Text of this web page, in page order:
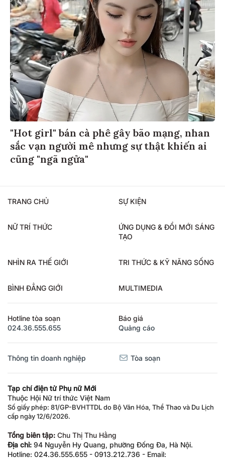
"Hot girl" bán cà phê gây bão mạng, nhan
sắc vạn người mê nhưng sự thật khiến ai
cũng "ngã ngửa"
TRANG CHỦ SỰ KIỆN
NỮ TRÍ THỨC
ỨNG DỤNG & ĐỔI MỚI SÁNG
TẠO
NHÌN RA THẾ GIỚI TRI THỨC & KỸ NĂNG SỐNG
BÌNH ĐẲNG GIỚI MULTIMEDIA
Hotline tòa soạn
024.36.555.655
Báo giá
Quảng cáo
Thông tin doanh nghiệp Tòa soạn
Tạp chí điện tử Phụ nữ Mới
Thuộc Hội Nữ trí thức Việt Nam
Số giấy phép: 81/GP-BVHTTDL do Bộ Văn Hóa, Thể Thao và Du Lịch
cấp ngày 12/6/2026.
Tổng biên tập: Chu Thị Thu Hằng
Địa chỉ: 94 Nguyễn Hy Quang, phường Đống Đa, Hà Nội.
Hotline: 024.36.555.655 - 0913.212.736 - Email: